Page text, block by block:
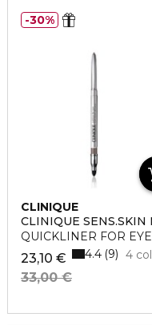
CLINIQUE
CLINIQUE SENS.SKIN
QUICKLINER FOR
23,10 €
33,00 €
4
4.4 9
30%